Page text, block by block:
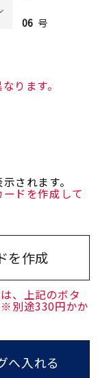
06 号
ります。
されます。
ドを作成して
を作成
、上記のボタ
※別途330円かか
へ入れる